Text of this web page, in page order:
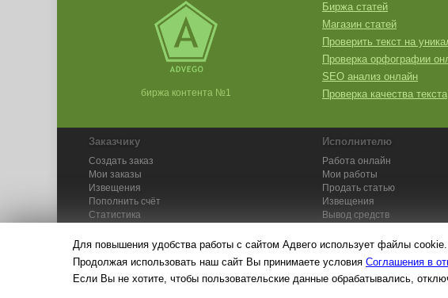
биржа контента №1
Биржа статей
Магазин статей
Проверить текст на
Проверка орфографии
SEO анализ онлайн
Проверка качества текста
Заказчику
Создать заказ
Мои заказы
Извещения
Пополнить счёт
Статистика
Исполнителю
Работа онлайн
Мои работы
Продать статью
Извещения
Вывод средств
© Адвего — биржа контента №1.
Для повышения удобства работы с сайтом Адвего использует файлы cookie.
Продолжая использовать наш сайт Вы принимаете условия Соглашения в
Если Вы не хотите, чтобы пользовательские данные обрабатывались,